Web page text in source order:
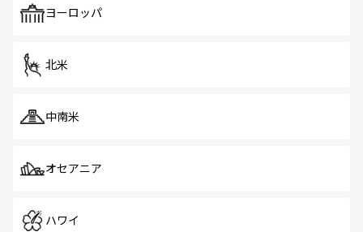
で、ホーカーズは地元の風情を楽しめる外せないスポット
ヨーロッパ
北米
中南米
オセアニア
ハワイ